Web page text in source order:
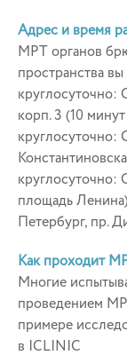
Адрес и время
МРТ органов
пространства
круглосуточно:
корп. 3 (10
круглосуточно:
круглосуточно:
площадь
Петербург, пр.
Как проходит
Многие
проведением
примере
в ICLINIC